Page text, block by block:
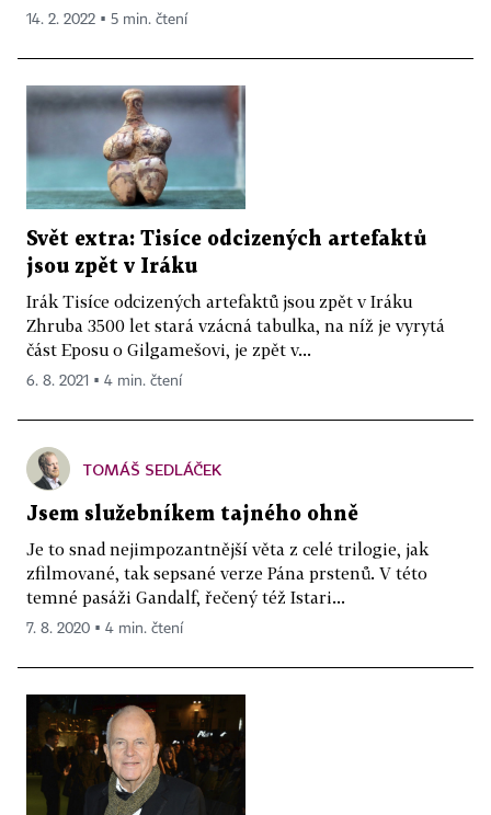
14. 2. 2022 ▪ 5 min. čtení
Svět extra: Tisíce odcizených artefaktů
jsou zpět v Iráku
Irák Tisíce odcizených artefaktů jsou zpět v Iráku
Zhruba 3500 let stará vzácná tabulka, na níž je vyrytá
část Eposu o Gilgamešovi, je zpět v...
6. 8. 2021 ▪ 4 min. čtení
TOMÁŠ SEDLÁČEK
Jsem služebníkem tajného ohně
Je to snad nejimpozantnější věta z celé trilogie, jak
zfilmované, tak sepsané verze Pána prstenů. V této
temné pasáži Gandalf, řečený též Istari...
7. 8. 2020 ▪ 4 min. čtení